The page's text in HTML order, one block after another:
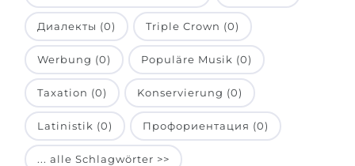
RIASEC-Test
Erfolgzu
100%
Unsere Studierenden werden
Ukraine
Kasachstan
Aserbaidschan
Armenien
Belarus
Anderes Land
Диалекты (0) Triple Crown (0)
Werbung (0) Populäre Musik (0)
Taxation (0) Konservierung (0)
Latinistik (0) Профориентация (0)
... alle Schlagwörter >>